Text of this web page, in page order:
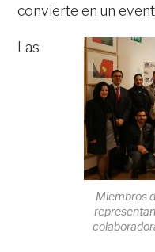
convierte en un
Miembros
Las